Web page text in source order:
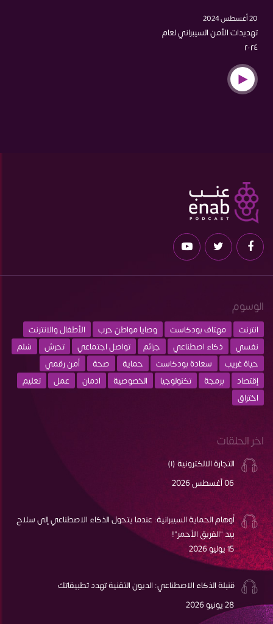
20 أغسطس 2024
تهديدات الأمن السيبراني لعام
٢٠٢٤
الوسوم
انترنت مهتاف بودكاست وصايا مواطن حرب
الأطفال والانترنت
نفسي
ذكاء اصطناعي جرائم تواصل اجتماعي تحرش
سُلم
حياة غريب
سعادة بودكاست حماية صحة
أمن رقمي
إقتصاد
برمجة تكنولوجيا الخصوصية ادمان عمل
تعليم
اختراق
اخر الحلقات
التجارة الالكترونية (١)
06 أغسطس 2026
أوهام الحماية السيبرانية: عندما يتحول الذكاء الاصطناعي إلى سلاح
بيد "الفريق الأحمر"!
15 يوليو 2026
قنبلة الذكاء الاصطناعي: الديون التقنية تهدد تطبيقاتك
28 يونيو 2026